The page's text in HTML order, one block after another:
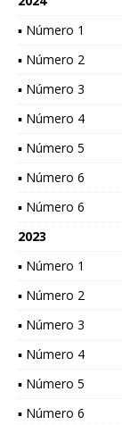
▪ Número 1
▪ Número 2
▪ Número 3
▪ Número 4
▪ Número 5
▪ Número 6
▪ Número 6
2023
▪ Número 1
▪ Número 2
▪ Número 3
▪ Número 4
▪ Número 5
▪ Número 6